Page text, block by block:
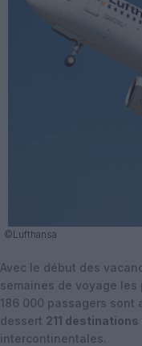
©Lufthansa
Avec le début des
semaines de voyage les
186 000 passagers sont
dessert 211 destinations
intercontinentales.